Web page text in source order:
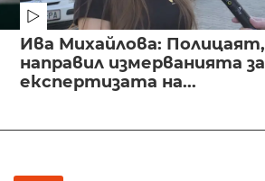
Ива Михайлова: Полицаят,
направил измерванията за
експертизата на...